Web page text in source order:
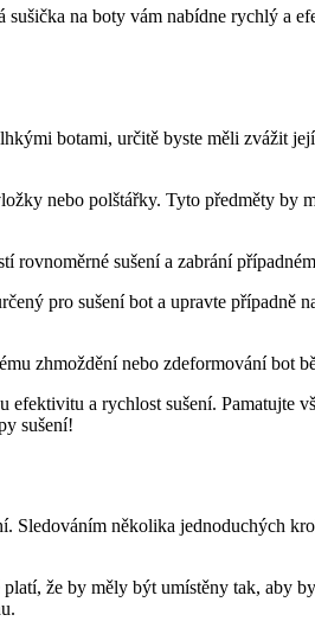
na boty vám nabídne rychlý a
botami, určitě⁤ byste​ měli zvážit
nebo polštářky. Tyto ⁤předměty‍ by
rovnoměrné sušení a zabrání
pro sušení bot⁣ a ‌upravte případně
zhmoždění‍ nebo zdeformování bot‍
a ⁢rychlost sušení. Pamatujte
sušení!
Sledováním​ několika jednoduchých
že⁣ by měly ⁢být ⁢umístěny‍ tak, aby